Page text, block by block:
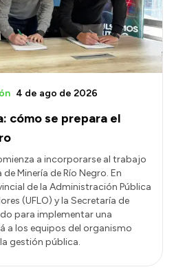
cómo se prepara el
4 de ago de 2026
a incorporarse al trabajo
Minería de Río Negro. En
de la Administración Pública
(UFLO) y la Secretaría de
para implementar una
a los equipos del organismo
gestión pública.